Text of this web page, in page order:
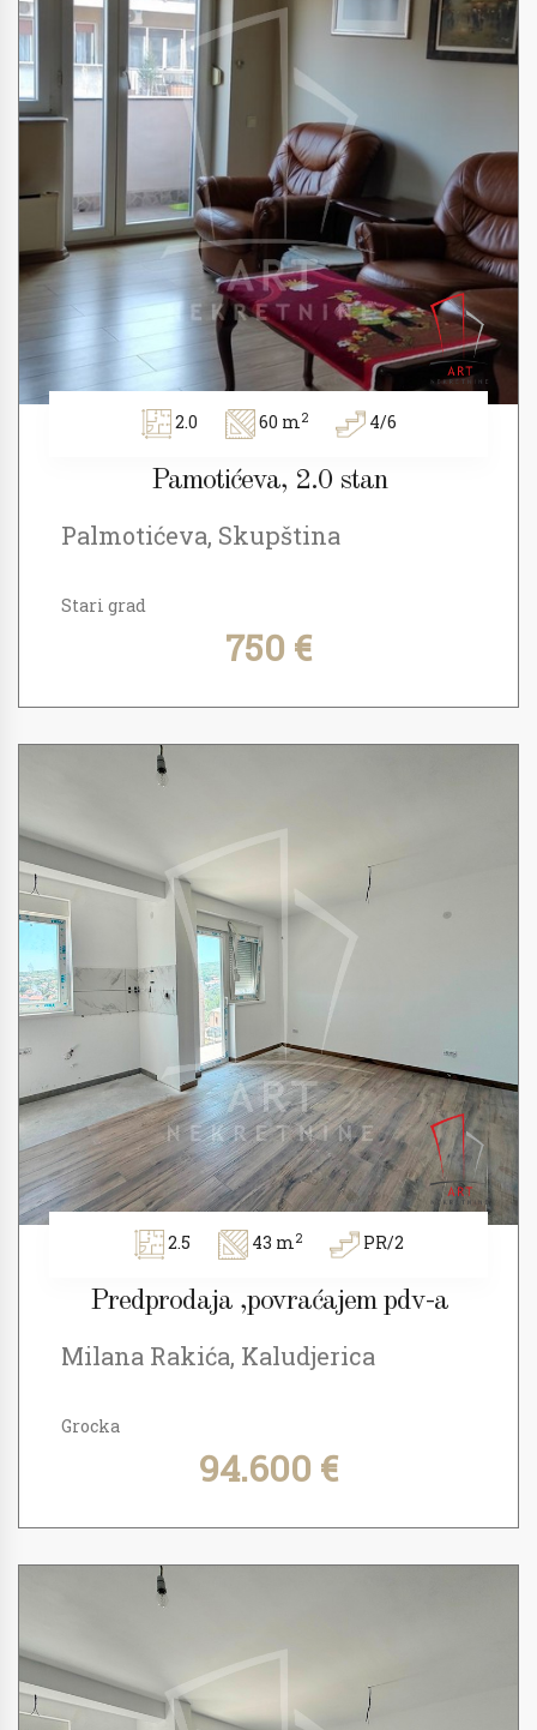
2.0 60 m2 4/6
Pamotićeva, 2.0 stan
Palmotićeva, Skupština
Stari grad
750 €
2.5 43 m2 PR/2
Predprodaja ,povraćajem pdv-a
Milana Rakića, Kaludjerica
Grocka
94.600 €